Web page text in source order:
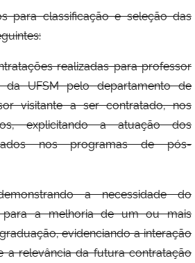
para classificação e seleção das
realizadas para professor
UFSM pelo departamento de
visitante a ser contratado, nos
explicitando a atuação dos
nos programas de pós-
a necessidade do
para a melhoria de um ou mais
evidenciando a interação
a relevância da futura contratação